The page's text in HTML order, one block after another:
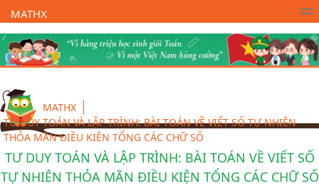
MATHX
Trường Toán Online MATHX Học toán - Lớp 1
MATHX
TƯ DUY TOÁN VÀ LẬP TRÌNH: BÀI TOÁN VỀ VIẾT SỐ TỰ NHIÊN
THỎA MÃN ĐIỀU KIỆN TỔNG CÁC CHỮ SỐ
TƯ DUY TOÁN VÀ LẬP TRÌNH: BÀI TOÁN VỀ VIẾT SỐ
TỰ NHIÊN THỎA MÃN ĐIỀU KIỆN TỔNG CÁC CHỮ SỐ